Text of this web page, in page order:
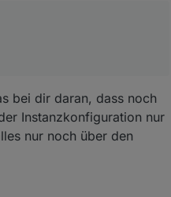
bei dir daran, dass noch
Instanzkonfiguration nur
nur noch über den